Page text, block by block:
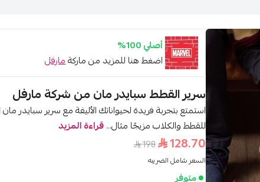
أصلي 100%
اضغط هنا للمزيد من ماركةمارفل
سرير القطط سبايدر مان من شركة مارفل
استمتع بتجربة فريدة لحيواناتك الأليفة مع سرير سبايدر
للقطط والكلاب مزيجًا مثال...قراءة المزيد
128.70
198
السعر شامل الضريبه
متوفر